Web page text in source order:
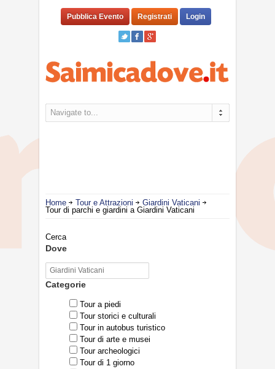
Pubblica Evento Registrati Login
Navigate to...
Home Tour e Attrazioni
Giardini Vaticani
Tour di parchi e giardini a Giardini Vaticani
Cerca
Dove
Categorie
Tour a piedi
Tour storici e culturali
Tour in autobus turistico
Tour di arte e musei
Tour archeologici
Tour di 1 giorno